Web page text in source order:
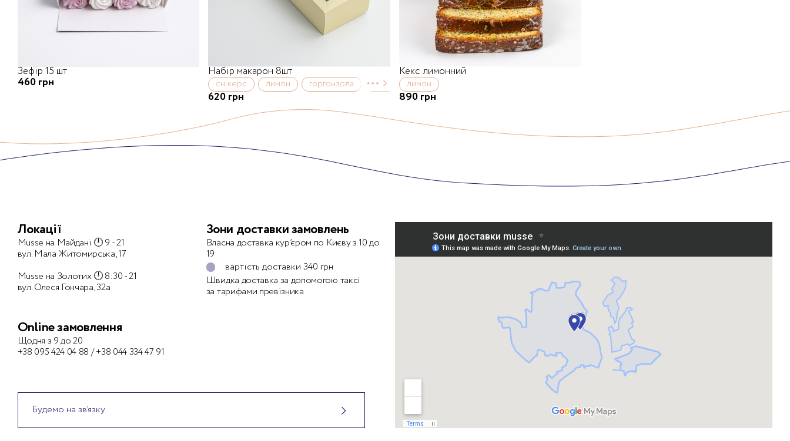
Зефір 15 шт
460 грн
Набір макарон 8шт
снікерс лимон горгонзола карамель полуниця
620 грн
Кекс лимонний
лимон
890 грн
Локації
Musse на Майдані 🕛 9 - 21
вул. Мала Житомирська, 17
Musse на Золотих 🕛 8:30 - 21
вул. Олеся Гончара, 32а
Оnline замовлення
Щодня з 9 до 20
+38 095 424 04 88 /+38 044 334 47 91
Зони доставки замовлень
Власна доставка кур’єром по Києву з 10 до
19
вартість доставки 340 грн
Швидка доставка за допомогою таксі
за тарифами превізника
Будемо на зв’язку